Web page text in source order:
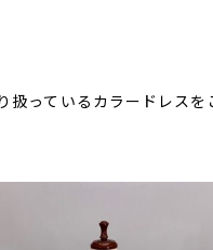
扱っているカラードレスを